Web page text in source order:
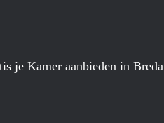
je Kamer aanbieden in Breda